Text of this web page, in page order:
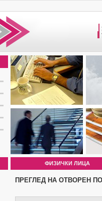
ФИЗИЧКИ ЛИЦА
ПРЕГЛЕД НА ОТВОРЕН